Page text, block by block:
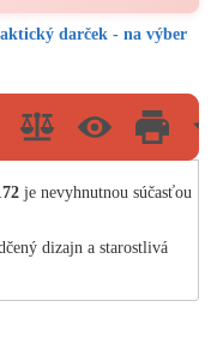
darček - na výber
je nevyhnutnou súčasťou
dizajn a starostlivá